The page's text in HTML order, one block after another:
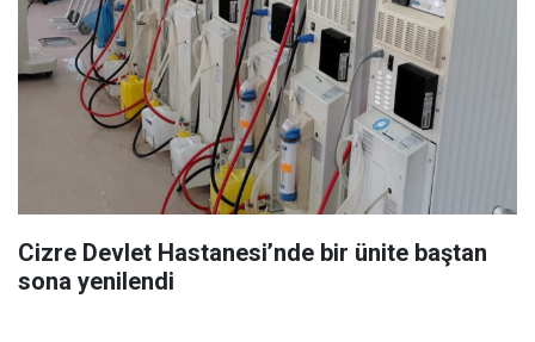
Cizre Devlet Hastanesi’nde bir ünite baştan
sona yenilendi